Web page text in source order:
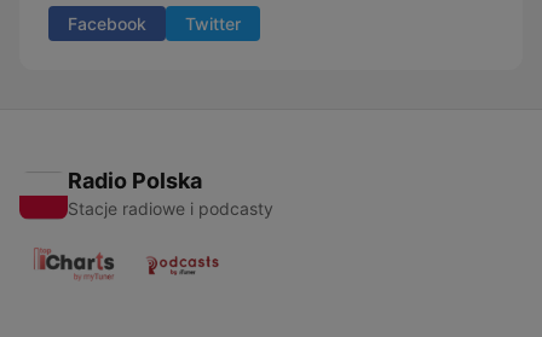
Facebook Twitter
Radio Polska
Stacje radiowe i podcasty